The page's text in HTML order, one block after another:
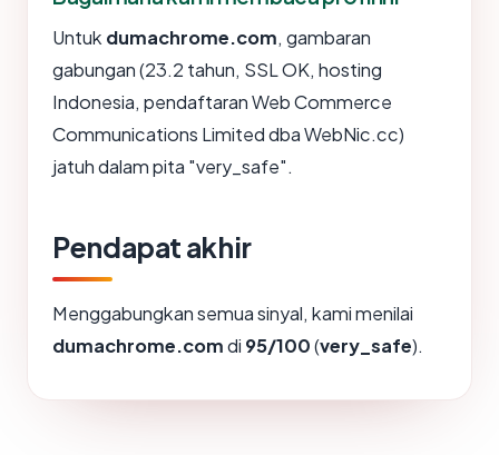
Untuk dumachrome.com, gambaran
gabungan (23.2 tahun, SSL OK, hosting
Indonesia, pendaftaran Web Commerce
Communications Limited dba WebNic.cc)
jatuh dalam pita "very_safe".
Pendapat akhir
Menggabungkan semua sinyal, kami menilai
dumachrome.comdi 95/100(very_safe).